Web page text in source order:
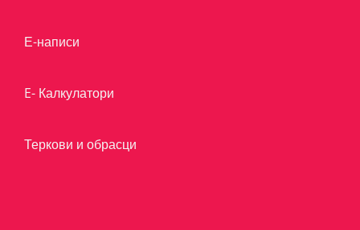
Е-написи
E- Калкулатори
Теркови и обрасци